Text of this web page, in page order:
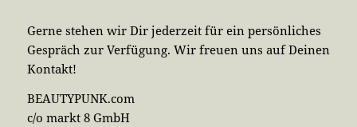
Gerne stehen wir Dir jederzeit für ein persönliches
Gespräch zur Verfügung. Wir freuen uns auf Deinen
Kontakt!
BEAUTYPUNK.com
c/o markt 8 GmbH